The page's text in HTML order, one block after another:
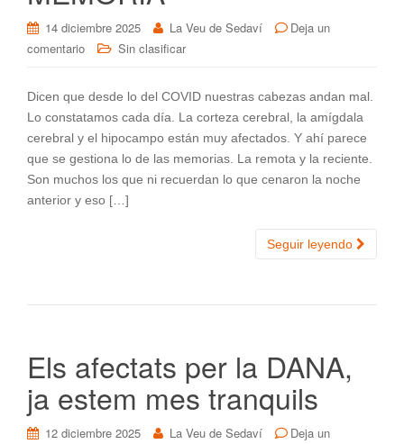
14 diciembre 2025 La Veu de Sedaví
Deja un
comentario
Sin clasificar
Dicen que desde lo del COVID nuestras cabezas andan mal.
Lo constatamos cada día. La corteza cerebral, la amígdala
cerebral y el hipocampo están muy afectados. Y ahí parece
que se gestiona lo de las memorias. La remota y la reciente.
Son muchos los que ni recuerdan lo que cenaron la noche
anterior y eso […]
Seguir leyendo
Els afectats per la DANA,
ja estem mes tranquils
12 diciembre 2025 La Veu de Sedaví
Deja un